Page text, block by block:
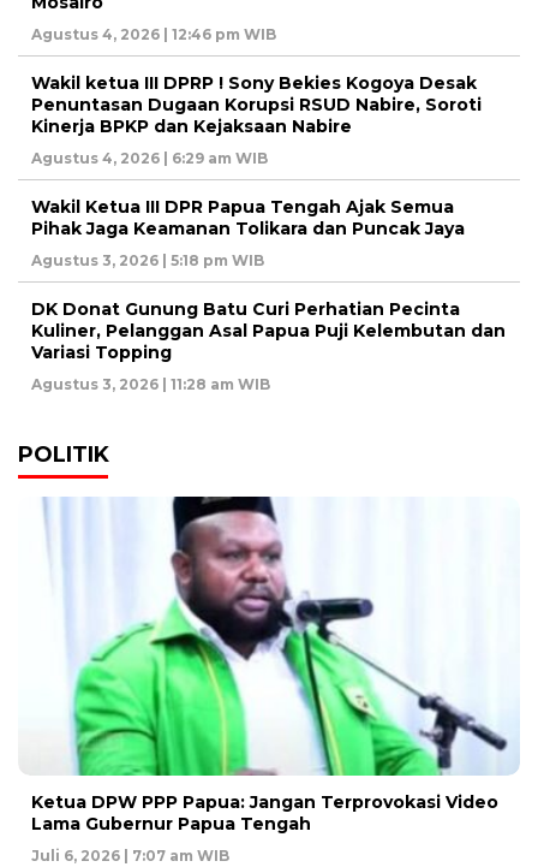
Agustus 4, 2026 | 12:46 pm WIB
Wakil ketua III DPRP ! Sony Bekies Kogoya Desak
Penuntasan Dugaan Korupsi RSUD Nabire, Soroti
Kinerja BPKP dan Kejaksaan Nabire
Agustus 4, 2026 | 6:29 am WIB
Wakil Ketua III DPR Papua Tengah Ajak Semua
Pihak Jaga Keamanan Tolikara dan Puncak Jaya
Agustus 3, 2026 | 5:18 pm WIB
DK Donat Gunung Batu Curi Perhatian Pecinta
Kuliner, Pelanggan Asal Papua Puji Kelembutan dan
Variasi Topping
Agustus 3, 2026 | 11:28 am WIB
POLITIK
Ketua DPW PPP Papua: Jangan Terprovokasi Video
Lama Gubernur Papua Tengah
Juli 6, 2026 | 7:07 am WIB